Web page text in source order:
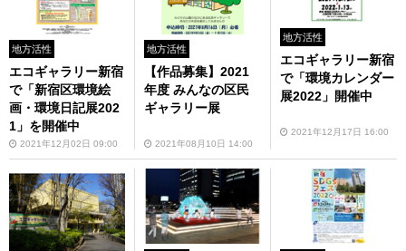
地方活性
エコギャラリー新宿
で「新宿区環境絵
画・環境日記展202
1」を開催中
2021年12月02日 09:00
地方活性
【作品募集】2021
年度 みんなの区民
ギャラリー展
2021年08月10日 14:00
地方活性
エコギャラリー新宿
で「環境カレンダー
展2022」開催中
2021年12月17日 16:00